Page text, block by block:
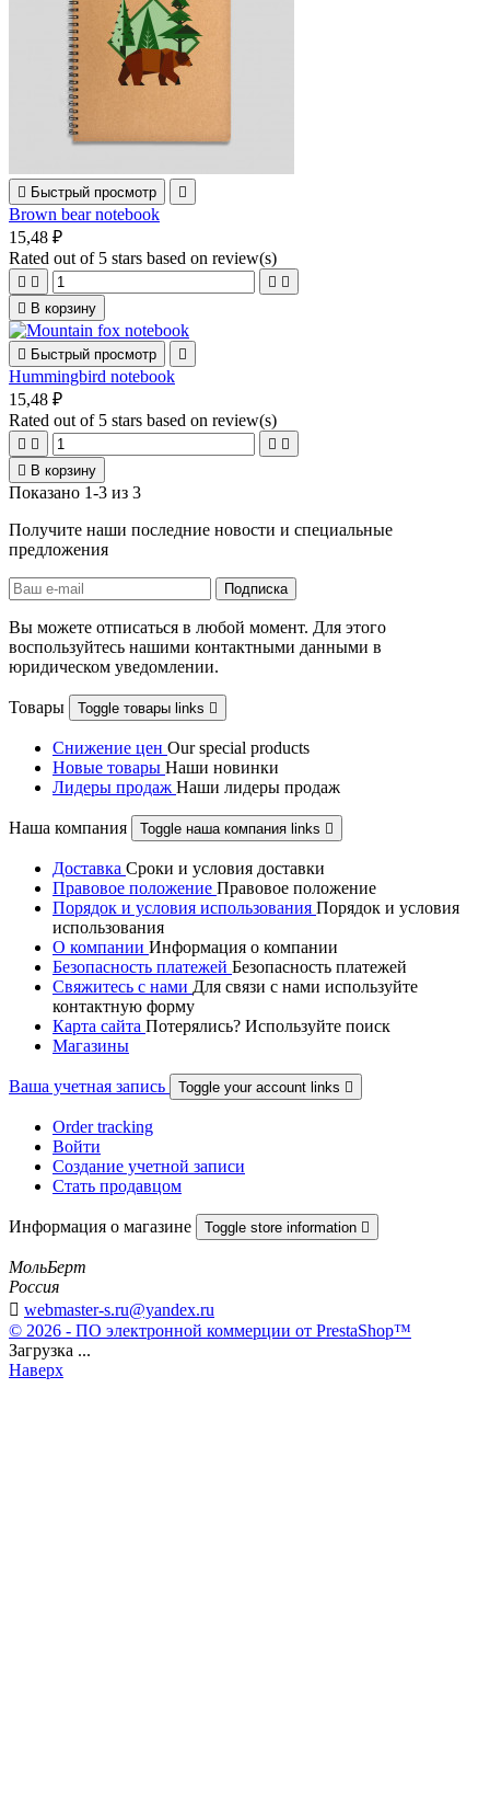
 Быстрый просмотр 
Brown bear notebook
15,48 ₽
Rated out of 5 stars based on review(s)
   
 В корзину
 Быстрый просмотр 
Hummingbird notebook
15,48 ₽
Rated out of 5 stars based on review(s)
   
 В корзину
Показано 1-3 из 3
Получите наши последние новости и специальные
предложения
Вы можете отписаться в любой момент. Для этого
воспользуйтесь нашими контактными данными в
юридическом уведомлении.
Товары Toggle товары links 
Снижение цен Our special products
Новые товары Наши новинки
Лидеры продаж Наши лидеры продаж
Наша компания Toggle наша компания links 
Доставка Сроки и условия доставки
Правовое положение Правовое положениe
Порядок и условия использования Порядок и условия
использования
О компании Информация о компании
Безопасность платежей Безопасность платежей
Свяжитесь с нами Для связи с нами используйте
контактную форму
Карта сайта Потерялись? Используйте поиск
Магазины
Ваша учетная запись Toggle your account links 
Order tracking
Войти
Создание учетной записи
Стать продавцом
Информация о магазине Toggle store information 
МольБерт
Россия
 webmaster-s.ru@yandex.ru
© 2026 - ПО электронной коммерции от PrestaShop™
Загрузка ...
Наверх